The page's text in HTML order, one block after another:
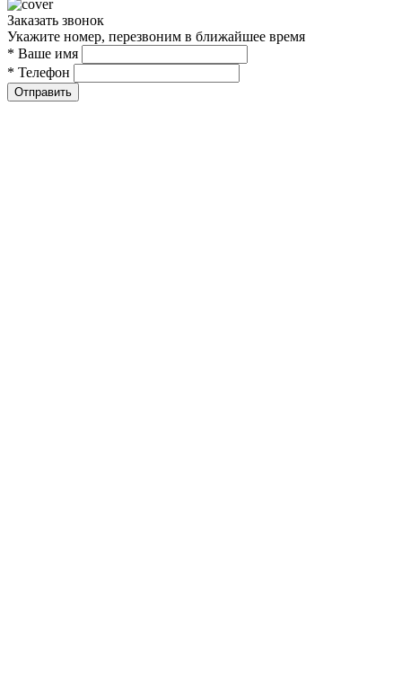
Заказать звонок
Укажите номер, перезвоним в ближайшее время
* Ваше имя
* Телефон
Отправить